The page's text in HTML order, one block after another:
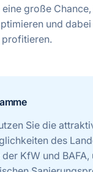
große
und
Sie die
des
KfW und BAFA,